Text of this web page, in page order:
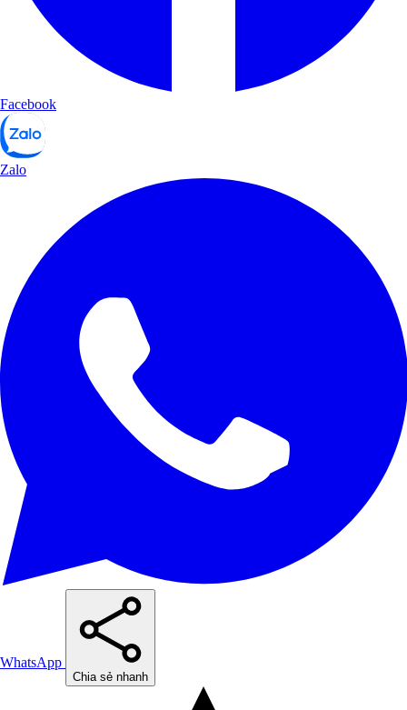
Facebook
Zalo
WhatsApp
Chia sẻ nhanh